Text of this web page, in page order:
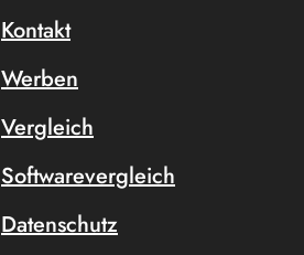
Kontakt
Werben
Vergleich
Softwarevergleich
Datenschutz